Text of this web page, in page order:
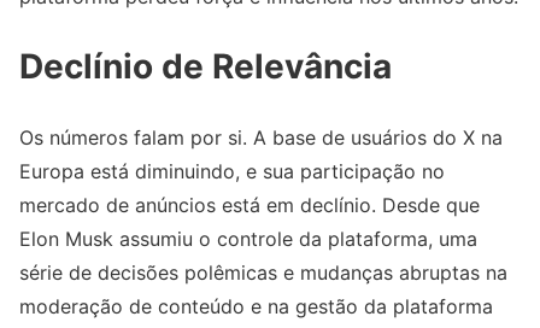
Declínio de Relevância
Os números falam por si. A base de usuários do X na
Europa está diminuindo, e sua participação no
mercado de anúncios está em declínio. Desde que
Elon Musk assumiu o controle da plataforma, uma
série de decisões polêmicas e mudanças abruptas na
moderação de conteúdo e na gestão da plataforma